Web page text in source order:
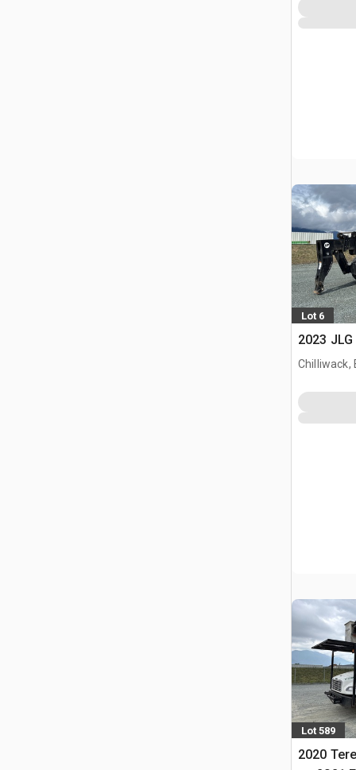
Lot 6
2023
Chilliwack,
Lot 589
2020